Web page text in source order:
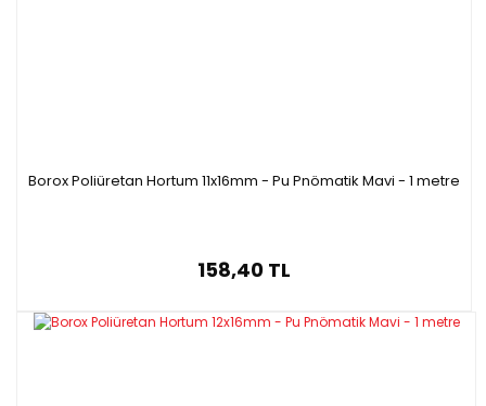
Borox Poliüretan Hortum 11x16mm - Pu Pnömatik Mavi - 1 metre
158,40 TL